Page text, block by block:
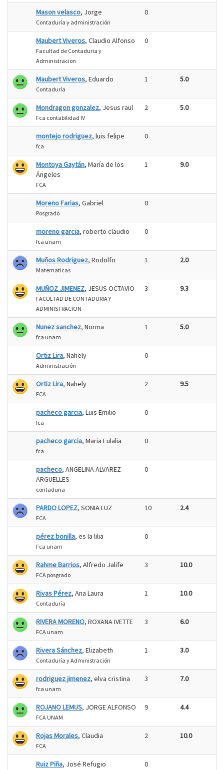
Mason velasco, Jorge
Contaduría y administración
0
Maubert Viveros, Claudio Alfonso
Facultad de Contaduria y
Administracion
0
Maubert Viveros, Eduardo
Contaduría
1 5.0
Mondragon gonzalez, Jesus raul
Fca contabilidad IV
2 5.0
montejo rodriguez, luis felipe
fca
0
Montoya Gaytán, María de los
Ángeles
FCA
1 9.0
Moreno Farias, Gabriel
Posgrado
0
moreno garcia, roberto claudio
fca unam
0
Muños Rodriguez, Rodolfo
Matematicas
1 2.0
MUÑOZ JIMENEZ, JESUS OCTAVIO
FACULTAD DE CONTADURIA Y
ADMINISTRACION
3 9.3
Nunez sanchez, Norma
fca unam
1 5.0
Ortiz Lira, Nahely
Administración
0
Ortiz Lira, Nahely
FCA
2 9.5
pacheco garcia, Luis Emilio
fca
0
pacheco garcia, Maria Eulalia
fca
0
pacheco, ANGELINA ALVAREZ
ARGUELLES
contaduria
0
PARDO LOPEZ, SONIA LUZ
FCA
10 2.4
pérez bonilla, es la lilia
Fca unam
0
Rahme Barrios, Alfredo Jalife
FCA posgrado
3 10.0
Rivas Pérez, Ana Laura
Contaduría
1 10.0
RIVERA MORENO, ROXANA IVETTE
FCA unam
3 6.0
Rivera Sánchez, Elizabeth
Contaduría y Administración
1 3.0
rodriguez jimenez, elva cristina
fca unam
3 7.0
ROJANO LEMUS, JORGE ALFONSO
FCA UNAM
9 4.4
Rojas Morales, Claudia
FCA
2 10.0
Ruiz Piña, José Refugio 0